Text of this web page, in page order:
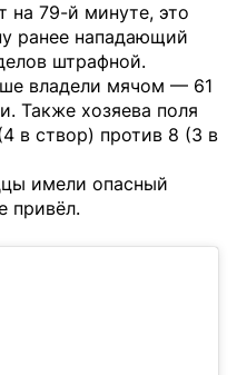
на 79-й минуте, это
ранее нападающий
штрафной.
владели мячом — 61
Также хозяева поля
в створ) против 8 (3 в
имели опасный
привёл.